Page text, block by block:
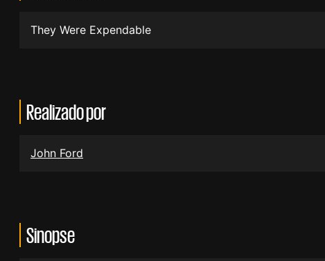
They Were Expendable
Realizado por
John Ford
Sinopse